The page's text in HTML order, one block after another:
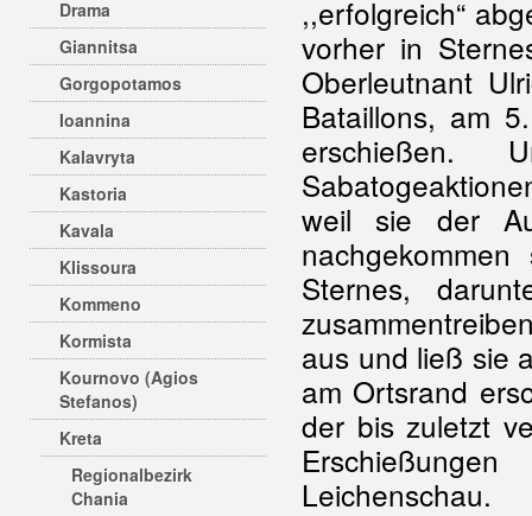
Drama
Giannitsa
Gorgopotamos
Ioannina
Kalavryta
Kastoria
Kavala
Klissoura
Kommeno
Kormista
Kournovo (Agios
Stefanos)
Kreta
Regionalbezirk
Chania
,,erfolgreich“
vorher in
Oberleutnant
Bataillons, am
erschießen.
weil sie der
Sternes,
aus und ließ sie
am Ortsrand
der bis zuletzt
Leichenschau.